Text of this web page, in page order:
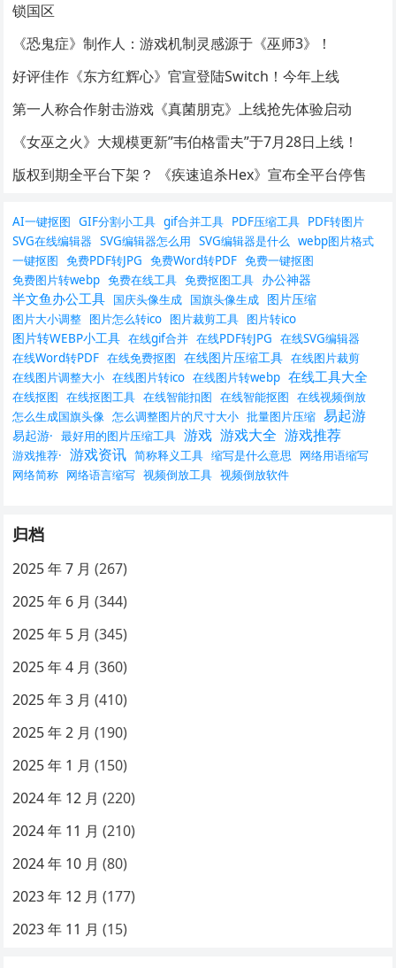
锁国区
《恐鬼症》制作人：游戏机制灵感源于《巫师3》！
好评佳作《东方红辉心》官宣登陆Switch！今年上线
第一人称合作射击游戏《真菌朋克》上线抢先体验启动
《女巫之火》大规模更新”韦伯格雷夫”于7月28日上线！
版权到期全平台下架？ 《疾速追杀Hex》宣布全平台停售
AI一键抠图 GIF分割小工具 gif合并工具 PDF压缩工具 PDF转图片
SVG在线编辑器 SVG编辑器怎么用 SVG编辑器是什么 webp图片格式
一键抠图 免费PDF转JPG 免费Word转PDF 免费一键抠图
免费图片转webp 免费在线工具 免费抠图工具 办公神器
半文鱼办公工具 国庆头像生成 国旗头像生成 图片压缩
图片大小调整 图片怎么转ico 图片裁剪工具 图片转ico
图片转WEBP小工具 在线gif合并 在线PDF转JPG 在线SVG编辑器
在线Word转PDF 在线免费抠图 在线图片压缩工具 在线图片裁剪
在线图片调整大小 在线图片转ico 在线图片转webp 在线工具大全
在线抠图 在线抠图工具 在线智能扣图 在线智能抠图 在线视频倒放
怎么生成国旗头像 怎么调整图片的尺寸大小 批量图片压缩 易起游
易起游· 最好用的图片压缩工具 游戏 游戏大全 游戏推荐
游戏推荐· 游戏资讯 简称释义工具 缩写是什么意思
网络用语缩写
网络简称 网络语言缩写 视频倒放工具 视频倒放软件
归档
2025 年 7 月 (267)
2025 年 6 月 (344)
2025 年 5 月 (345)
2025 年 4 月 (360)
2025 年 3 月 (410)
2025 年 2 月 (190)
2025 年 1 月 (150)
2024 年 12 月 (220)
2024 年 11 月 (210)
2024 年 10 月 (80)
2023 年 12 月 (177)
2023 年 11 月 (15)